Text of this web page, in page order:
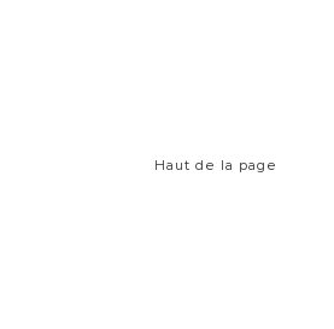
Haut de la page